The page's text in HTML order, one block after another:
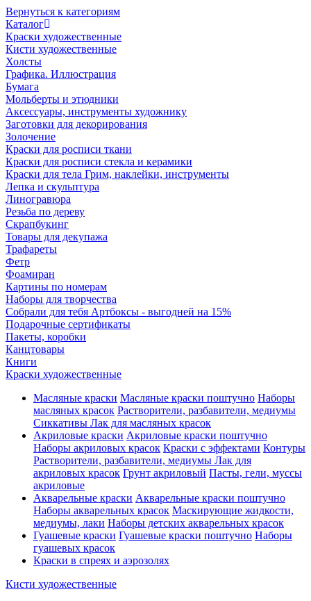
Вернуться к категориям
Каталог
Краски художественные
Кисти художественные
Холсты
Графика. Иллюстрация
Бумага
Мольберты и этюдники
Аксессуары, инструменты художнику
Заготовки для декорирования
Золочение
Краски для росписи ткани
Краски для росписи стекла и керамики
Краски для тела Грим, наклейки, инструменты
Лепка и скульптура
Линогравюра
Резьба по дереву
Скрапбукинг
Товары для декупажа
Трафареты
Фетр
Фоамиран
Картины по номерам
Наборы для творчества
Собрали для тебя Артбоксы - выгодней на 15%
Подарочные сертификаты
Пакеты, коробки
Канцтовары
Книги
Краски художественные
Масляные краски Масляные краски поштучно Наборы
масляных красок Растворители, разбавители, медиумы
Сиккативы Лак для масляных красок
Акриловые краски Акриловые краски поштучно
Наборы акриловых красок Краски с эффектами Контуры
Растворители, разбавители, медиумы Лак для
акриловых красок Грунт акриловый Пасты, гели, муссы
акриловые
Акварельные краски Акварельные краски поштучно
Наборы акварельных красок Маскирующие жидкости,
медиумы, лаки Наборы детских акварельных красок
Гуашевые краски Гуашевые краски поштучно Наборы
гуашевых красок
Краски в спреях и аэрозолях
Кисти художественные